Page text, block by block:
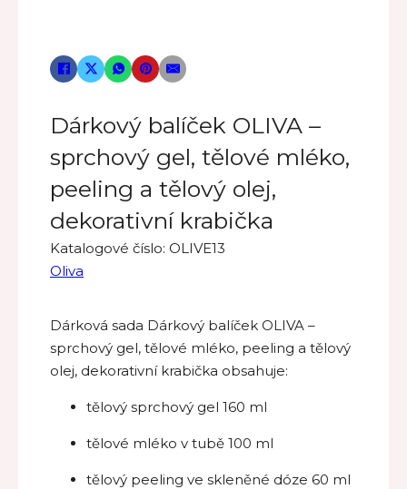
Dárkový balíček OLIVA –
sprchový gel, tělové mléko,
peeling a tělový olej,
dekorativní krabička
Katalogové číslo: OLIVE13
Oliva
Dárková sada Dárkový balíček OLIVA –
sprchový gel, tělové mléko, peeling a tělový
olej, dekorativní krabička obsahuje:
tělový sprchový gel 160 ml
tělové mléko v tubě 100 ml
tělový peeling ve skleněné dóze 60 ml